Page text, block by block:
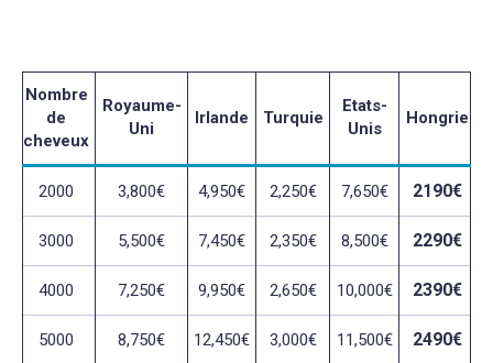
Nombre
de
cheveux
Royaume-
Uni
Irlande Turquie
Etats-
Unis
Hongrie
2000 3,800€ 4,950€ 2,250€ 7,650€ 2190€
3000 5,500€ 7,450€ 2,350€ 8,500€ 2290€
4000 7,250€ 9,950€ 2,650€ 10,000€ 2390€
5000 8,750€ 12,450€ 3,000€ 11,500€ 2490€